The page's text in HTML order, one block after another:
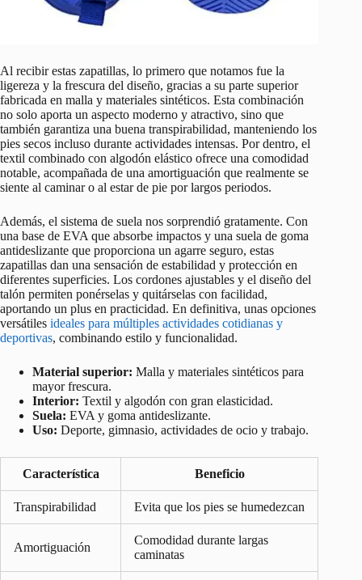
Al recibir estas zapatillas, lo primero que notamos fue la
ligereza y la frescura del diseño, gracias a su parte superior
fabricada en malla y materiales sintéticos. Esta combinación
no solo aporta un aspecto moderno y atractivo, sino que
también garantiza una buena transpirabilidad, manteniendo los
pies secos incluso durante actividades intensas. Por dentro, el
textil combinado con algodón elástico ofrece una comodidad
notable, acompañada de una amortiguación que realmente se
siente al caminar o al estar de pie por largos periodos.
Además, el sistema de suela nos sorprendió gratamente. Con
una base de EVA que absorbe impactos y una suela de goma
antideslizante que proporciona un agarre seguro, estas
zapatillas dan una sensación de estabilidad y protección en
diferentes superficies. Los cordones ajustables y el diseño del
talón permiten ponérselas y quitárselas con facilidad,
aportando un plus en practicidad. En definitiva, unas opciones
versátiles ideales para múltiples actividades cotidianas y
deportivas, combinando estilo y funcionalidad.
Material superior: Malla y materiales sintéticos para
mayor frescura.
Interior: Textil y algodón con gran elasticidad.
Suela: EVA y goma antideslizante.
Uso: Deporte, gimnasio, actividades de ocio y trabajo.
Característica Beneficio
Transpirabilidad Evita que los pies se humedezcan
Amortiguación
Comodidad durante largas
caminatas